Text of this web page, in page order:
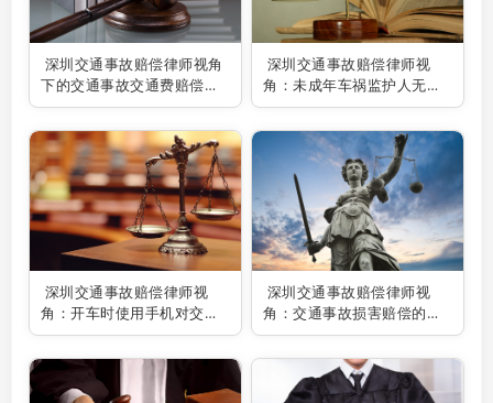
深圳交通事故赔偿律师视角
下的交通事故交通费赔偿标
准解析
深圳交通事故赔偿律师视
角：未成年车祸监护人无力
赔偿之应对策略
深圳交通事故赔偿律师视
角：开车时使用手机对交通
事故赔偿的影响探究
深圳交通事故赔偿律师视
角：交通事故损害赔偿的调
解之道